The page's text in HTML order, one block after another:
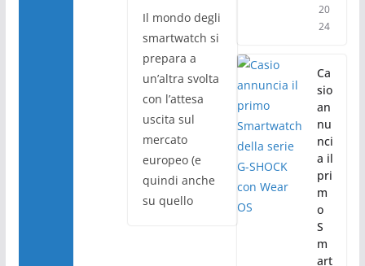
Il mondo degli
smartwatch si
prepara a
un’altra svolta
con l’attesa
uscita sul
mercato
europeo (e
quindi anche
su quello
20
24
Ca
sio
an
nu
nci
a il
pri
m
o
S
m
art